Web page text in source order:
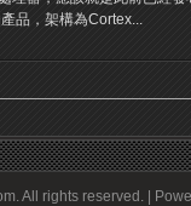
品，架構為Cortex...
All rights reserved. |